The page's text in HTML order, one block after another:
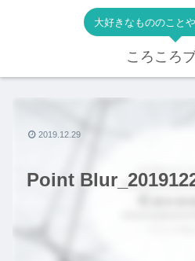
大好きなもののこと
ころころ
Point
2019.12.29